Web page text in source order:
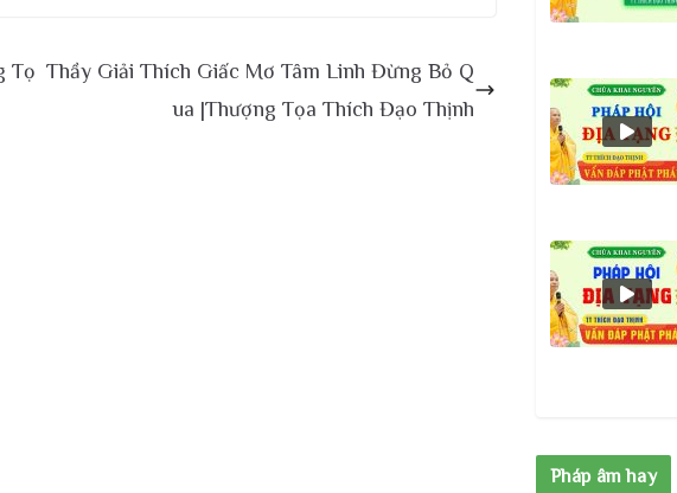
Tọ Thầy Giải Thích Giấc Mơ Tâm Linh Đừng Bỏ Q
ua |Thượng Tọa Thích Đạo Thịnh
Pháp âm hay